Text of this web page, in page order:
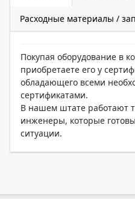
Расходные материалы /
Покупая оборудование в
приобретаете его у
обладающего всеми
сертификатами.
В нашем штате работают
инженеры, которые
ситуации.